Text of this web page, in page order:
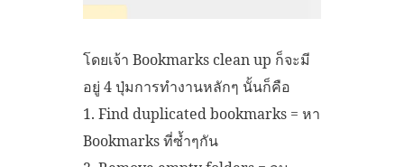
โดยเจ้า Bookmarks clean up ก็จะมี
อยู่ 4 ปุ่มการทำงานหลักๆ นั้นก็คือ
1. Find duplicated bookmarks = หา
Bookmarks ที่ซ้ำๆกัน